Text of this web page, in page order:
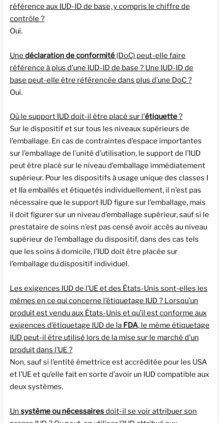
référence aux IUD-ID de base, y compris le chiffre de
contrôle ?
Oui.
Une déclaration de conformité(DoC) peut-elle faire
référence à plus d’une IUD-ID de base ? Une IUD-ID de
base peut-elle être référencée dans plus d’une DoC ?
Oui.
Où le support IUD doit-il être placé sur l’étiquette?
Sur le dispositif et sur tous les niveaux supérieurs de
l’emballage. En cas de contraintes d’espace importantes
sur l’emballage de l’unité d’utilisation, le support de l’IUD
peut être placé sur le niveau d’emballage immédiatement
supérieur. Pour les dispositifs à usage unique des classes I
et IIa emballés et étiquetés individuellement, il n’est pas
nécessaire que le support IUD figure sur l’emballage, mais
il doit figurer sur un niveau d’emballage supérieur, sauf si le
prestataire de soins n’est pas censé avoir accès au niveau
supérieur de l’emballage du dispositif, dans des cas tels
que les soins à domicile, l’IUD doit être placée sur
l’emballage du dispositif individuel.
Les exigences IUD de l’UE et des États-Unis sont-elles les
mêmes en ce qui concerne l’étiquetage IUD ? Lorsqu’un
produit est vendu aux États-Unis et qu’il est conforme aux
exigences d’étiquetage IUD de la FDA, le même étiquetage
IUD peut-il être utilisé lors de la mise sur le marché d’un
produit dans l’UE ?
Non, sauf si l’entité émettrice est accréditée pour les USA
et l’UE et qu’elle fait en sorte d’avoir un IUD compatible aux
deux systèmes.
Un système ou nécessairesdoit-il se voir attribuer son